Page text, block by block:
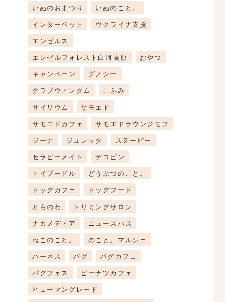
いぬのおまつり
いぬのこと。
インターペット
ウクライナ支援
エンゼルス
エンゼルフォレスト白河高原
おやつ
キャンペーン
グノシー
クラブウィンダム
こふみ
サイリウム
サモエド
サモエドカフェ
サモエドラウンジモフ
ジーナ
ジュレッタ
スヌーピー
セラピーメイト
デコピン
トイプードル
どうぶつのこと。
ドッグカフェ
ドッグフード
とものわ
トリミングサロン
ナカメディア
ニュースパス
ねこのこと。
のこと。マルシェ
ハーネス
パグ
パグカフェ
パグフェス
ピーナツカフェ
ヒューマングレード